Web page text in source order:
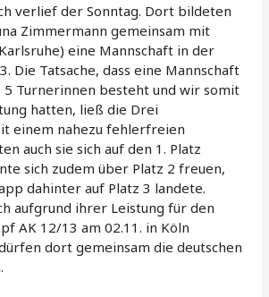
verlief der Sonntag. Dort bildeten
Zimmermann gemeinsam mit
eine Mannschaft in der
Die Tatsache, dass eine Mannschaft
5 Turnerinnen besteht und wir somit
hatten, ließ die Drei
einem nahezu fehlerfreien
auch sie sich auf den 1. Platz
sich zudem über Platz 2 freuen,
dahinter auf Platz 3 landete.
aufgrund ihrer Leistung für den
AK 12/13 am 02.11. in Köln
dort gemeinsam die deutschen